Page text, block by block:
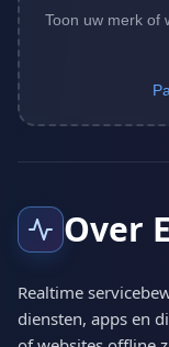
Toon uw merk of
Over
Realtime
diensten, apps en